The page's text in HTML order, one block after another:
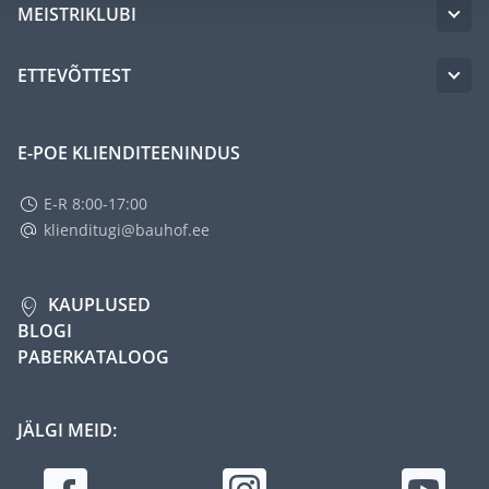
MEISTRIKLUBI
ETTEVÕTTEST
E-POE KLIENDITEENINDUS
E-R 8:00-17:00
klienditugi@bauhof.ee
KAUPLUSED
BLOGI
PABERKATALOOG
JÄLGI MEID: